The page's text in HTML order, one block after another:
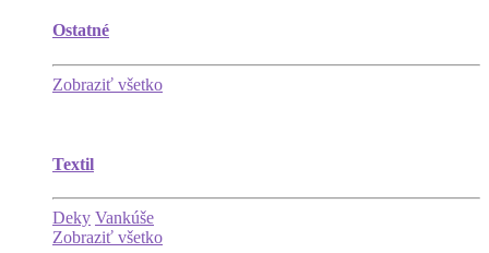
Ostatné
Zobraziť všetko
Textil
Deky Vankúše
Zobraziť všetko